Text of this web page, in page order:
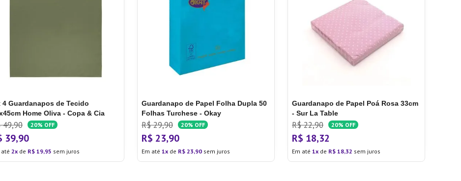
4 Guardanapos de Tecido
Home Oliva - Copa & Cia
49,90 20% OFF
39,90
até 2 de R$ 19,95 sem juros
Guardanapo de Papel Folha Dupla 50
Folhas Turchese - Okay
R$ 29,90 20% OFF
R$ 23,90
Em até 1 de R$ 23,90 sem juros
Guardanapo de Papel Poá Rosa 33cm
- Sur La Table
R$ 22,90 20% OFF
R$ 18,32
Em até 1 de R$ 18,32 sem juros